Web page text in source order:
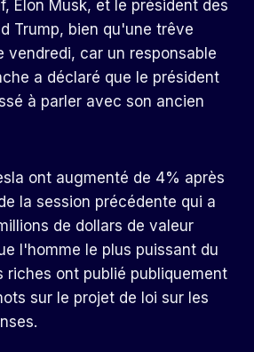
Elon Musk, et le président des
Trump, bien qu'une trêve
vendredi, car un responsable
a déclaré que le président
à parler avec son ancien
ont augmenté de 4% après
la session précédente qui a
de dollars de valeur
l'homme le plus puissant du
riches ont publié publiquement
sur le projet de loi sur les